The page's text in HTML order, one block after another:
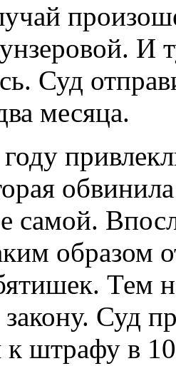
И
Суд
месяца.
самой.
образом
Тем
закону. Суд
к штрафу в